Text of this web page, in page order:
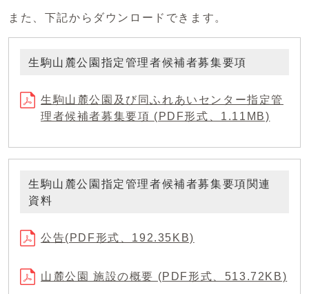
また、下記からダウンロードできます。
生駒山麓公園指定管理者候補者募集要項
生駒山麓公園及び同ふれあいセンター指定管
理者候補者募集要項 (PDF形式、1.11MB)
生駒山麓公園指定管理者候補者募集要項関連
資料
公告(PDF形式、192.35KB)
山麓公園 施設の概要 (PDF形式、513.72KB)